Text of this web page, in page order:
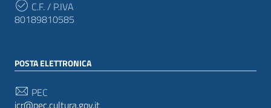
C.F. / P.IVA
80189810585
POSTA ELETTRONICA
PEC
icr@pec.cultura.gov.it